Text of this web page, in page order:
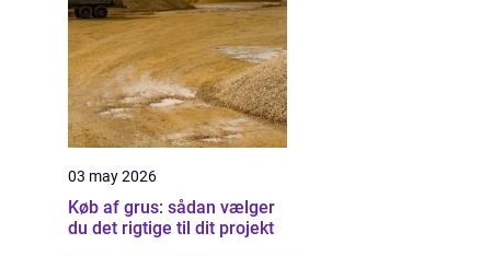
03 may 2026
Køb af grus: sådan vælger
du det rigtige til dit projekt